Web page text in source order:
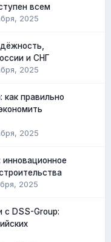
всем
2025
и СНГ
2025
как правильно
2025
2025
DSS-Group: